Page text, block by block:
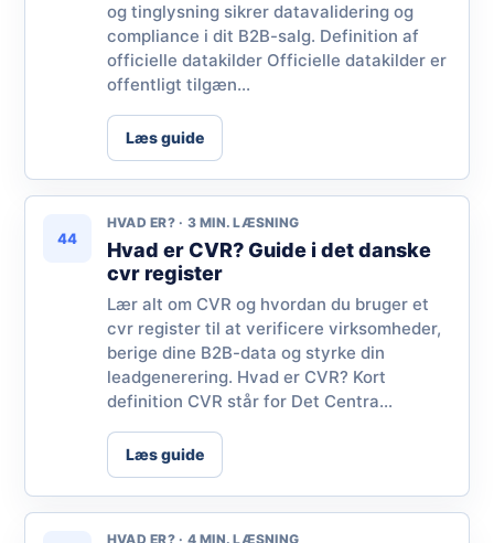
og tinglysning sikrer datavalidering og
compliance i dit B2B-salg. Definition af
officielle datakilder Officielle datakilder er
offentligt tilgæn...
Læs guide
44
HVAD ER? · 3 MIN. LÆSNING
Hvad er CVR? Guide i det danske
cvr register
Lær alt om CVR og hvordan du bruger et
cvr register til at verificere virksomheder,
berige dine B2B-data og styrke din
leadgenerering. Hvad er CVR? Kort
definition CVR står for Det Centra...
Læs guide
HVAD ER? · 4 MIN. LÆSNING